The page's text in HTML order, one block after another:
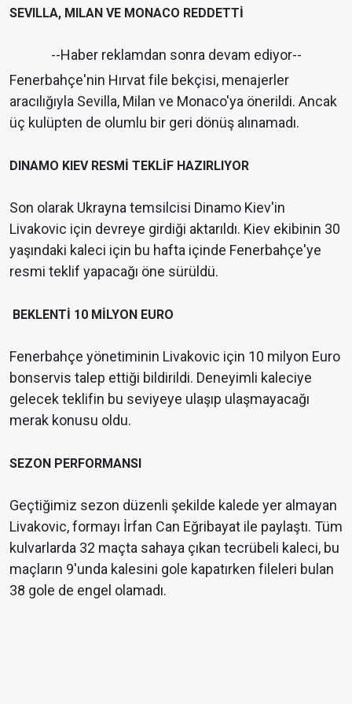
SEVILLA, MILAN VE MONACO REDDETTİ
--Haber reklamdan sonra devam ediyor--
Fenerbahçe'nin Hırvat file bekçisi, menajerler
aracılığıyla Sevilla, Milan ve Monaco'ya önerildi. Ancak
üç kulüpten de olumlu bir geri dönüş alınamadı.
DINAMO KIEV RESMİ TEKLİF HAZIRLIYOR
Son olarak Ukrayna temsilcisi Dinamo Kiev'in
Livakovic için devreye girdiği aktarıldı. Kiev ekibinin 30
yaşındaki kaleci için bu hafta içinde Fenerbahçe'ye
resmi teklif yapacağı öne sürüldü.
BEKLENTİ 10 MİLYON EURO
Fenerbahçe yönetiminin Livakovic için 10 milyon Euro
bonservis talep ettiği bildirildi. Deneyimli kaleciye
gelecek teklifin bu seviyeye ulaşıp ulaşmayacağı
merak konusu oldu.
SEZON PERFORMANSI
Geçtiğimiz sezon düzenli şekilde kalede yer almayan
Livakovic, formayı İrfan Can Eğribayat ile paylaştı. Tüm
kulvarlarda 32 maçta sahaya çıkan tecrübeli kaleci, bu
maçların 9'unda kalesini gole kapatırken fileleri bulan
38 gole de engel olamadı.